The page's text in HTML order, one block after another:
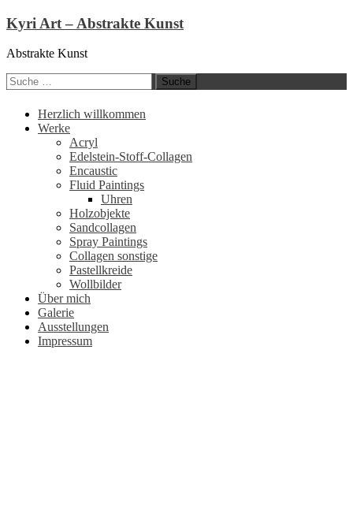
Kyri Art – Abstrakte Kunst
Abstrakte Kunst
Suche
nach:
Zum
Inhalt
Herzlich willkommen
Werke
Acryl
Edelstein-Stoff-Collagen
Encaustic
Fluid Paintings
Uhren
Holzobjekte
Sandcollagen
Spray Paintings
Collagen sonstige
Pastellkreide
Wollbilder
Über mich
Galerie
Ausstellungen
Impressum